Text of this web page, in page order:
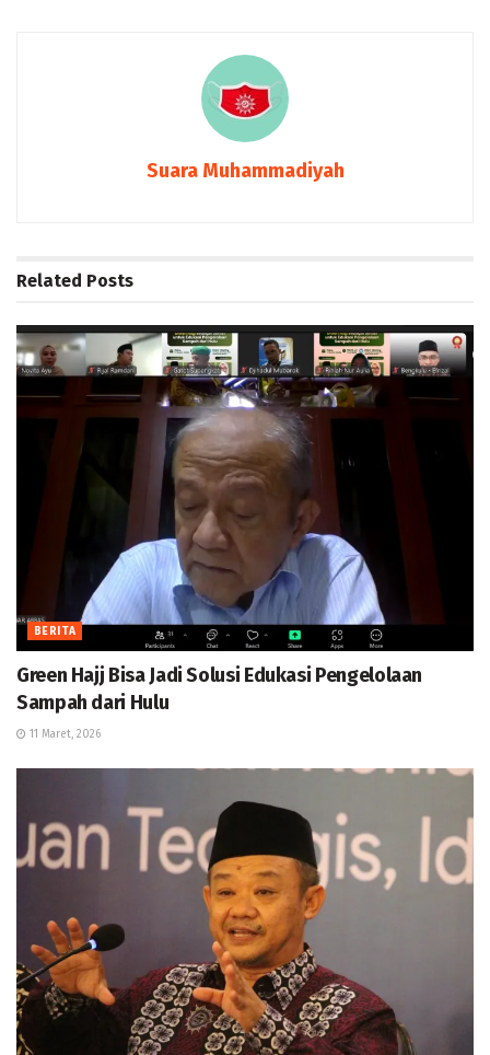
Suara Muhammadiyah
Related Posts
BERITA
Green Hajj Bisa Jadi Solusi Edukasi Pengelolaan
Sampah dari Hulu
11 Maret, 2026